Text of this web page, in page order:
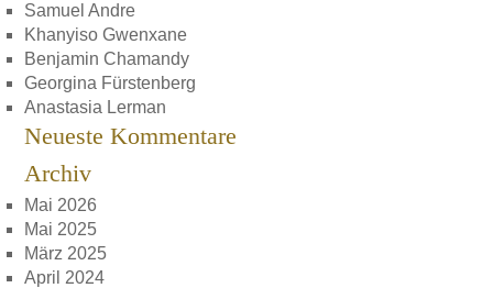
Samuel Andre
Khanyiso Gwenxane
Benjamin Chamandy
Georgina Fürstenberg
Anastasia Lerman
Neueste Kommentare
Archiv
Mai 2026
Mai 2025
März 2025
April 2024